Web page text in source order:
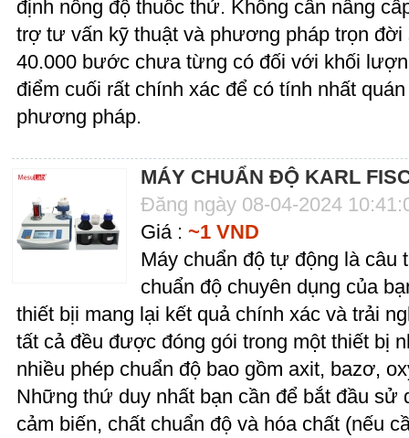
định nồng độ thuốc thử. Không cần nâng
trợ tư vấn kỹ thuật và phương pháp trọn
40.000 bước chưa từng có đối với khối
điểm cuối rất chính xác để có tính nhất
phương pháp.
MÁY CHUẨN ĐỘ KARL
Đăng ngày 08-04-2024
Giá : ~1 VND
Máy chuẩn độ tự động là câu
chuẩn độ chuyên dụng của
thiết bịi mang lại kết quả chính xác và trải
tất cả đều được đóng gói trong một thiết bị
nhiều phép chuẩn độ bao gồm axit, bazơ,
Những thứ duy nhất bạn cần để bắt đầu sử
cảm biến, chất chuẩn độ và hóa chất (nếu